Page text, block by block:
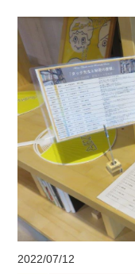
2022/07/12